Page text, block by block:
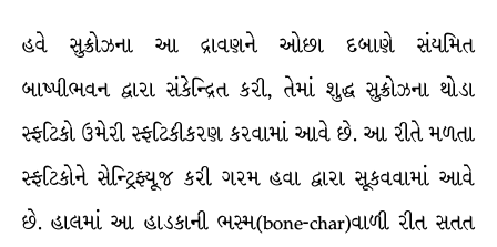
હવે સુક્રોઝના આ દ્રાવણને ઓછા દબાણે સંયમિત
બાષ્પીભવન દ્વારા સંકેન્દ્રિત કરી, તેમાં શુદ્ધ સુક્રોઝના થોડા
સ્ફટિકો ઉમેરી સ્ફટિકીકરણ કરવામાં આવે છે. આ રીતે મળતા
સ્ફટિકોને સેન્ટ્રિફ્યૂજ કરી ગરમ હવા દ્વારા સૂકવવામાં આવે
છે. હાલમાં આ હાડકાની ભસ્મ(bone-char)વાળી રીત સતત